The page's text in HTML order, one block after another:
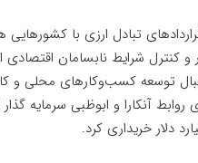
تبادل ارزی با
و کنترل شرایط نا‌بسامان اقتصادی
توسعه کسب‌وکارهای محلی
آنکارا و ابوظبی سرمایه